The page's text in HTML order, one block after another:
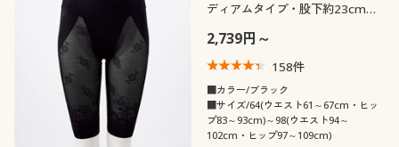
ディアムタイプ・股下約23cm・
2,739円～
158件
■カラー/ブラック
■サイズ/64(ウエスト61～67cm・ヒッ
プ83～93cm)～98(ウエスト94～
102cm・ヒップ97～109cm)